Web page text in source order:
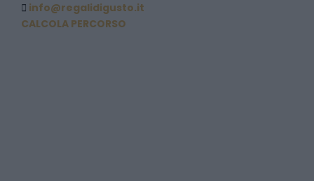
info@regalidigusto.it
CALCOLA PERCORSO